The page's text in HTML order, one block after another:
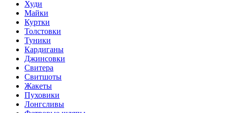
Худи
Майки
Куртки
Толстовки
Туники
Кардиганы
Джинсовки
Свитера
Свитшоты
Жакеты
Пуховики
Лонгсливы